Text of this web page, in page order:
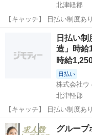
北津軽郡
【キャッチ】 日払い制度あ
体装置オペレーターの補助
日多め！半導体装置の操作・
ント】 来社不要！WE...
北津軽郡 工場
日払い
造」時給
時給
日払い
株式会社ウ
北津軽郡
【キャッチ】 日払い制度あ
オペレーターの補助！【鶴
め！半導体装置の操作・検査。
青森 北津軽郡 工場
グループ